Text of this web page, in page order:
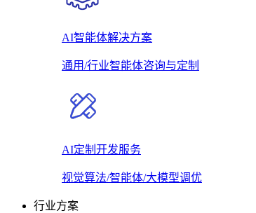
AI智能体解决方案
通用/行业智能体咨询与定制
AI定制开发服务
视觉算法/智能体/大模型调优
行业方案